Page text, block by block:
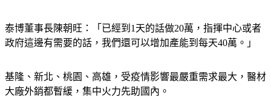
泰博董事長陳朝旺：「已經到1天的話做20萬，指揮中心或者
政府這邊有需要的話，我們還可以增加產能到每天40萬。」
基隆、新北、桃園、高雄，受疫情影響最嚴重需求最大，醫材
大廠外銷都暫緩，集中火力先助國內。